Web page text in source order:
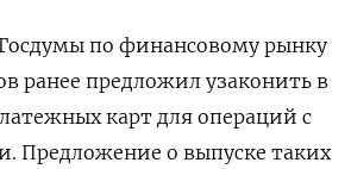
по финансовому рынку
ранее предложил узаконить в
карт для операций с
Предложение о выпуске таких